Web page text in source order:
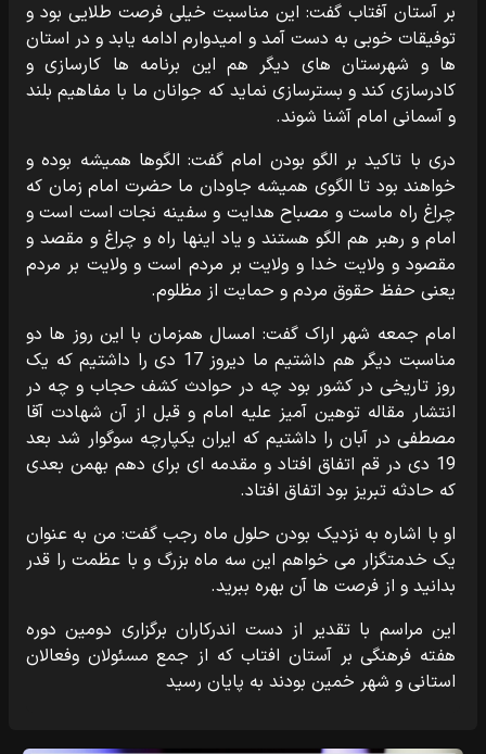
بر آستان آفتاب گفت: این مناسبت خیلی فرصت طلایی بود و
توفیقات خوبی به دست آمد و امیدوارم ادامه یابد و در استان
ها و شهرستان های دیگر هم این برنامه ها کارسازی و
کادرسازی کند و بسترسازی نماید که جوانان ما با مفاهیم بلند
و آسمانی امام آشنا شوند.
دری با تاکید بر الگو بودن امام گفت: الگوها همیشه بوده و
خواهند بود تا الگوی همیشه جاودان ما حضرت امام زمان که
چراغ راه ماست و مصباح هدایت و سفینه نجات است است و
امام و رهبر هم الگو هستند و یاد اینها راه و چراغ و مقصد و
مقصود و ولایت خدا و ولایت بر مردم است و ولایت بر مردم
یعنی حفظ حقوق مردم و حمایت از مظلوم.
امام جمعه شهر اراک گفت: امسال همزمان با این روز ها دو
مناسبت دیگر هم داشتیم ما دیروز 17 دی را داشتیم که یک
روز تاریخی در کشور بود چه در حوادث کشف حجاب و چه در
انتشار مقاله توهین آمیز علیه امام و قبل از آن شهادت آقا
مصطفی در آبان را داشتیم که ایران یکپارچه سوگوار شد بعد
19 دی در قم اتفاق افتاد و مقدمه ای برای دهم بهمن بعدی
که حادثه تبریز بود اتفاق افتاد.
او با اشاره به نزدیک بودن حلول ماه رجب گفت: من به عنوان
یک خدمتگزار می خواهم این سه ماه بزرگ و با عظمت را قدر
بدانید و از فرصت ها آن بهره ببرید.
این مراسم با تقدیر از دست اندرکاران برگزاری دومین دوره
هفته فرهنگی بر آستان افتاب که از جمع مسئولان وفعالان
استانی و شهر خمین بودند به پایان رسید